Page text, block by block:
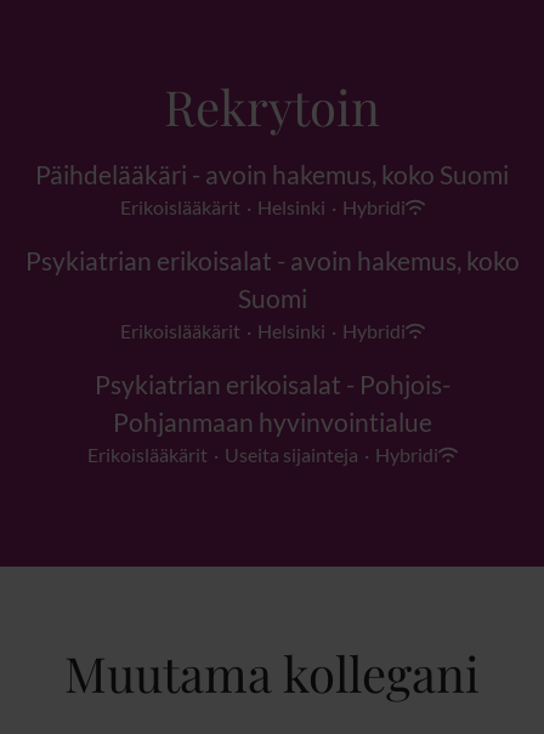
Rekrytoin
Päihdelääkäri - avoin hakemus, koko Suomi
Erikoislääkärit · Helsinki · Hybridi
Psykiatrian erikoisalat - avoin hakemus, koko
Suomi
Erikoislääkärit · Helsinki · Hybridi
Psykiatrian erikoisalat - Pohjois-
Pohjanmaan hyvinvointialue
Erikoislääkärit · Useita sijainteja · Hybridi
Muutama kollegani